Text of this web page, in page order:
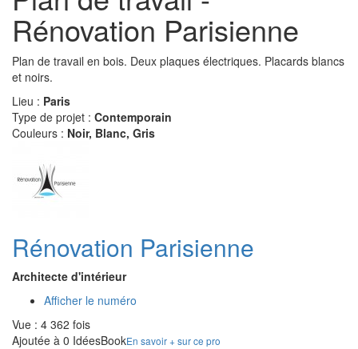
Rénovation Parisienne
Plan de travail en bois. Deux plaques électriques. Placards blancs
et noirs.
Lieu : Paris
Type de projet : Contemporain
Couleurs : Noir, Blanc, Gris
Rénovation Parisienne
Architecte d'intérieur
Afficher le numéro
Vue : 4 362 fois
Ajoutée à 0 IdéesBookEn savoir + sur ce pro